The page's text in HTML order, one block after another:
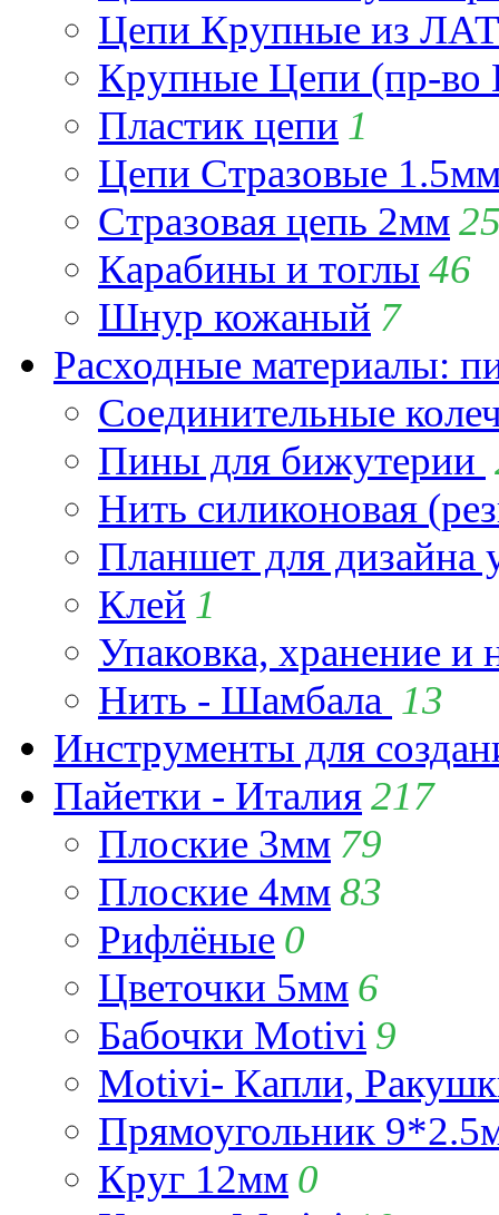
Цепи Крупные из
Крупные Цепи (пр-во
Пластик цепи 1
Цепи Стразовые
Стразовая цепь 2мм
Карабины и тоглы 46
Шнур кожаный 7
Расходные материалы:
Соединительные
Пины для бижутерии
Нить силиконовая
Планшет для
Клей 1
Упаковка, хранение и
Нить - Шамбала 13
Инструменты для
Пайетки - Италия217
Плоские 3мм 79
Плоские 4мм83
Рифлёные 0
Цветочки 5мм 6
Бабочки Motivi 9
Motivi- Капли,
Прямоугольник
Круг 12мм 0